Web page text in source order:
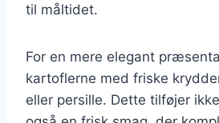
til måltidet.
For en mere elegant
kartoflerne med friske
eller persille. Dette tilføjer